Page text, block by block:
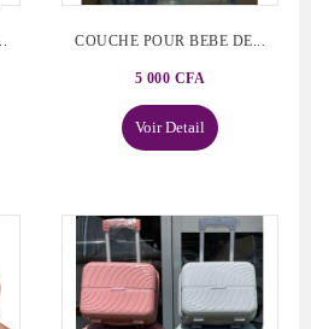
COUCHE POUR BEBE DE...
5 000 CFA
Voir Detail